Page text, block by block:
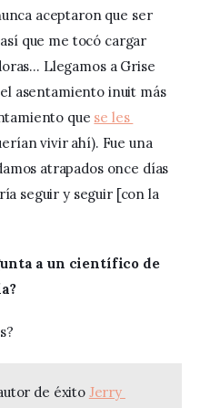
aceptaron que ser
que me tocó cargar
Llegamos a Grise
asentamiento inuit más
que se les
vivir ahí). Fue una
atrapados once días
seguir y seguir [con la
a un científico de
de éxito Jerry